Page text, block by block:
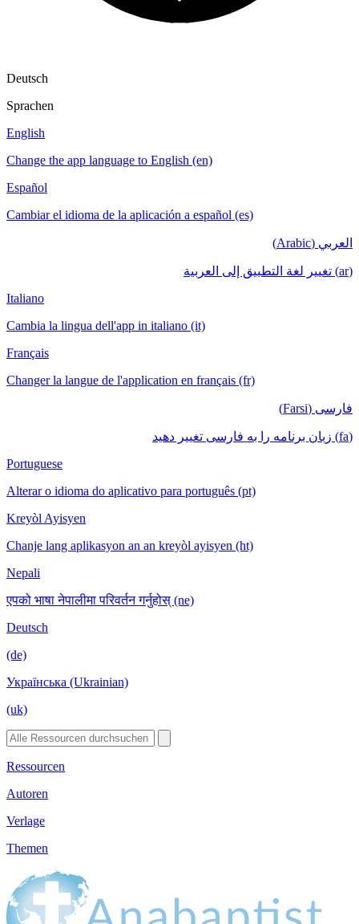
Deutsch
Sprachen
English
Change the app language to English (en)
Español
Cambiar el idioma de la aplicación a español (es)
العربي (Arabic)
(ar) تغيير لغة التطبيق إلى العربية
Italiano
Cambia la lingua dell'app in italiano (it)
Français
Changer la langue de l'application en français (fr)
فارسی (Farsi)
(fa) زبان برنامه را به فارسی تغییر دهید
Portuguese
Alterar o idioma do aplicativo para português (pt)
Kreyòl Ayisyen
Chanje lang aplikasyon an an kreyòl ayisyen (ht)
Nepali
एपको भाषा नेपालीमा परिवर्तन गर्नुहोस् (ne)
Deutsch
(de)
Українська (Ukrainian)
(uk)
Ressourcen
Autoren
Verlage
Themen